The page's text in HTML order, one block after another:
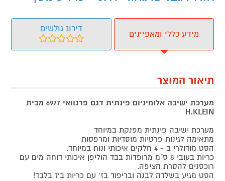
מידע כללי ומאפיינים
דירוג גולשים
תיאור המוצר
מערכת ישיבה אלומיניום פינתית דגם פרגוואי 6977 מבית
H.KLEIN‏
מערכת ישיבה פינתית מפנקת במיוחד
מתאימה לגינות פרטיות מוסדיות ומרפסות
הסט מודולרי ב - 4 חלקים איכותי ונוח במיוחד.
כריות בעובי 8 ס"מ מרופדות בבד הוליפן איכותי דוחה מים עם
רוכסנים להסרת הציפה.
הסט מגיע בשלדה לבנה ובריפוד בז' עם כריות ב'ז בלבד!